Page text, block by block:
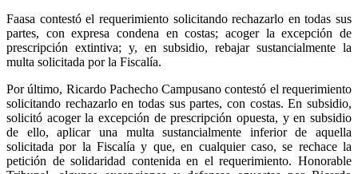
Faasa contestó el requerimiento solicitando rechazarlo en todas sus
partes, con expresa condena en costas; acoger la excepción de
prescripción extintiva; y, en subsidio, rebajar sustancialmente la
multa solicitada por la Fiscalía.
Por último, Ricardo Pachecho Campusano contestó el requerimiento
solicitando rechazarlo en todas sus partes, con costas. En subsidio,
solicitó acoger la excepción de prescripción opuesta, y en subsidio
de ello, aplicar una multa sustancialmente inferior de aquella
solicitada por la Fiscalía y que, en cualquier caso, se rechace la
petición de solidaridad contenida en el requerimiento. Honorable